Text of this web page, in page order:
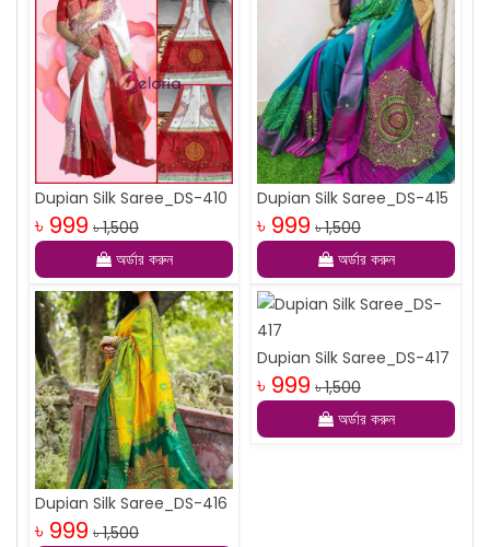
Dupian Silk Saree_DS-410
৳ 999 ৳ 1,500
অর্ডার করুন
Dupian Silk Saree_DS-415
৳ 999 ৳ 1,500
অর্ডার করুন
Dupian Silk Saree_DS-416
৳ 999 ৳ 1,500
Dupian Silk Saree_DS-417
৳ 999 ৳ 1,500
অর্ডার করুন